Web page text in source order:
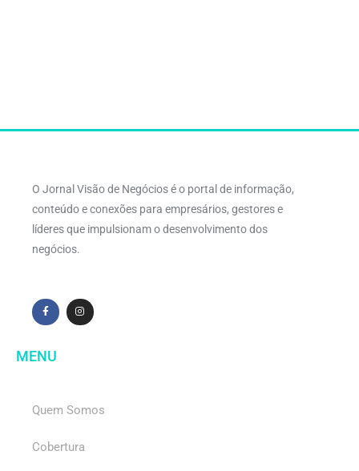
O Jornal Visão de Negócios é o portal de informação,
conteúdo e conexões para empresários, gestores e
líderes que impulsionam o desenvolvimento dos
negócios.
MENU
Quem Somos
Cobertura